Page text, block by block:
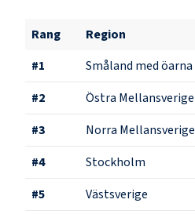
Rang Region
#1 Småland med öarna
#2 Östra Mellansverige
#3 Norra Mellansverige
#4 Stockholm
#5 Västsverige